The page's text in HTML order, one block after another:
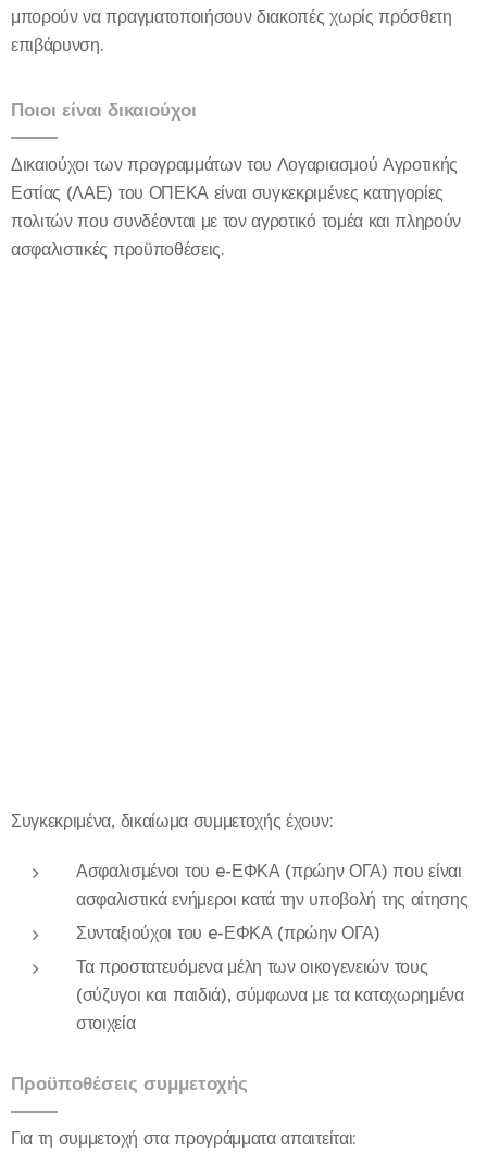
μπορούν να πραγματοποιήσουν διακοπές χωρίς πρόσθετη
επιβάρυνση.
Ποιοι είναι δικαιούχοι
Δικαιούχοι των προγραμμάτων του Λογαριασμού Αγροτικής
Εστίας (ΛΑΕ) του ΟΠΕΚΑ είναι συγκεκριμένες κατηγορίες
πολιτών που συνδέονται με τον αγροτικό τομέα και πληρούν
ασφαλιστικές προϋποθέσεις.
Συγκεκριμένα, δικαίωμα συμμετοχής έχουν:
Ασφαλισμένοι του e-ΕΦΚΑ (πρώην ΟΓΑ) που είναι
ασφαλιστικά ενήμεροι κατά την υποβολή της αίτησης
Συνταξιούχοι του e-ΕΦΚΑ (πρώην ΟΓΑ)
Τα προστατευόμενα μέλη των οικογενειών τους
(σύζυγοι και παιδιά), σύμφωνα με τα καταχωρημένα
στοιχεία
Προϋποθέσεις συμμετοχής
Για τη συμμετοχή στα προγράμματα απαιτείται: